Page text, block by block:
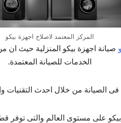
المركز المعتمد لاصلاح اجهزة بيكو
صيانة اجهزة بيكو المنزلية حيث ان
الخدمات للصيانة المعتمدة.
من خلال احدث التقنيات
على مستوى العالم والتى توفر